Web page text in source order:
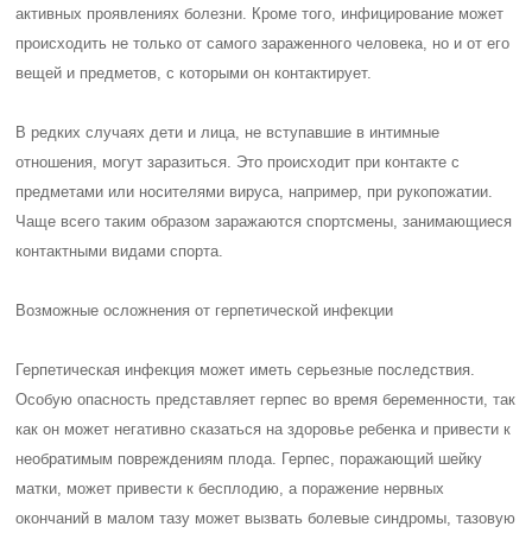
активных проявлениях болезни. Кроме того, инфицирование может
происходить не только от самого зараженного человека, но и от его
вещей и предметов, с которыми он контактирует.
В редких случаях дети и лица, не вступавшие в интимные
отношения, могут заразиться. Это происходит при контакте с
предметами или носителями вируса, например, при рукопожатии.
Чаще всего таким образом заражаются спортсмены, занимающиеся
контактными видами спорта.
Возможные осложнения от герпетической инфекции
Герпетическая инфекция может иметь серьезные последствия.
Особую опасность представляет герпес во время беременности, так
как он может негативно сказаться на здоровье ребенка и привести к
необратимым повреждениям плода. Герпес, поражающий шейку
матки, может привести к бесплодию, а поражение нервных
окончаний в малом тазу может вызвать болевые синдромы, тазовую